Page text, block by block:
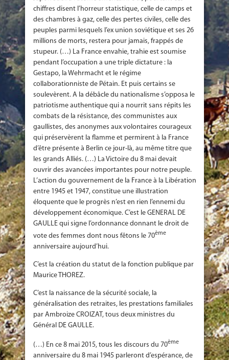
chiffres disent l’horreur statistique, celle de camps et
des chambres à gaz, celle des pertes civiles, celle des
peuples parmi lesquels l’ex union soviétique et ses 26
millions de morts, restera pour jamais, frappés de
stupeur. (…) La France envahie, trahie est soumise
pendant l’occupation a une triple dictature : la
Gestapo, la Wehrmacht et le régime
collaborationniste de Pétain. Et puis certains se
soulevèrent. A la débâcle du nationalisme s’opposa le
patriotisme authentique qui a nourrit sans répits les
combats de la résistance, des communistes aux
gaullistes, des anonymes aux volontaires courageux
qui préservèrent la flamme et permirent à la France
d’être présente à Berlin ce jour-là, au même titre que
les grands Alliés. (…) La Victoire du 8 mai devait
ouvrir des avancées importantes pour notre peuple.
L’action du gouvernement de la France à la Libération
entre 1945 et 1947, constitue une illustration
éloquente que le progrès n’est en rien l’ennemi du
développement économique. C’est le GENERAL DE
GAULLE qui signe l’ordonnance donnant le droit de
vote des femmes dont nous fêtons le 70ème
anniversaire aujourd’hui.
C’est la création du statut de la fonction publique par
Maurice THOREZ.
C’est la naissance de la sécurité sociale, la
généralisation des retraites, les prestations familiales
par Ambroize CROIZAT, tous deux ministres du
Général DE GAULLE.
(…) En ce 8 mai 2015, tous les discours du 70ème
anniversaire du 8 mai 1945 parleront d’espérance, de